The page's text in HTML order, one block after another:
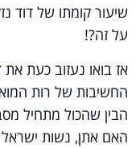
שיעור קומתו של דוד
על זה?!
אז בואו נעזוב כעת
החשיבות של רות
הבין שהכול מתחיל
האם אתן, נשות